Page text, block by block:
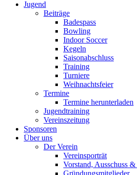
Jugend
Beiträge
Badespass
Bowling
Indoor Soccer
Kegeln
Saisonabschluss
Training
Turniere
Weihnachtsfeier
Termine
Termine herunterladen
Jugendtraining
Vereinszeitung
Sponsoren
Über uns
Der Verein
Vereinsporträt
Vorstand, Ausschuss
Gründungsmitglieder